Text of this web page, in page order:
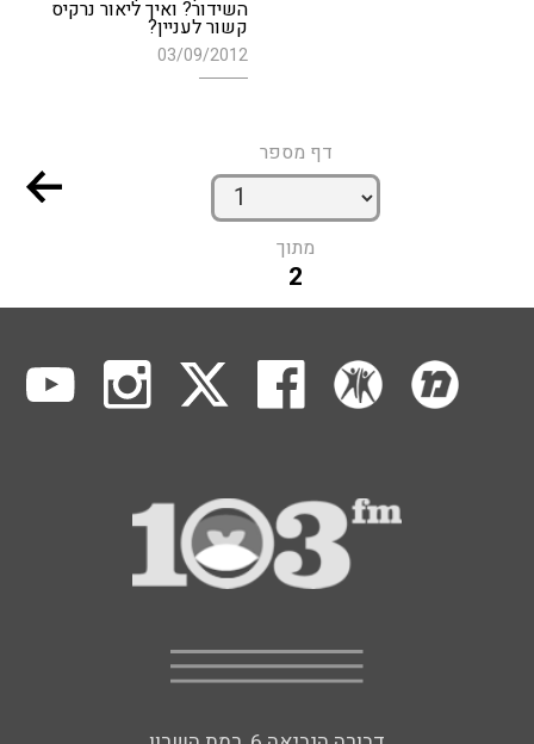
השידור? ואיך ליאור נרקיס
קשור לעניין?
03/09/2012
דף מספר
מתוך
2